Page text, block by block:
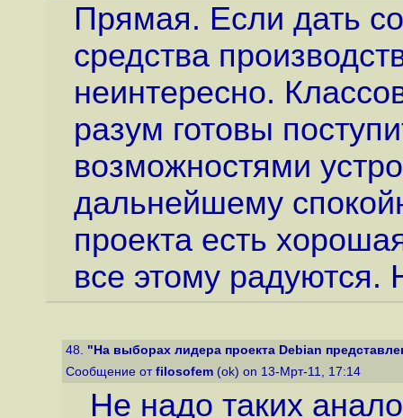
Прямая. Если дать
средства
неинтересно.
разум готовы
возможностями
дальнейшему
проекта есть
все этому
48. "На выборах лидера проекта Debian
Сообщение от filosofem (ok) on 13-Мрт-11, 17:14
Не надо таких